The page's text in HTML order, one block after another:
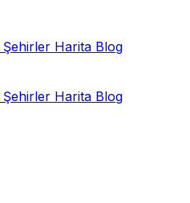
Şehirler Harita Blog
Şehirler Harita Blog